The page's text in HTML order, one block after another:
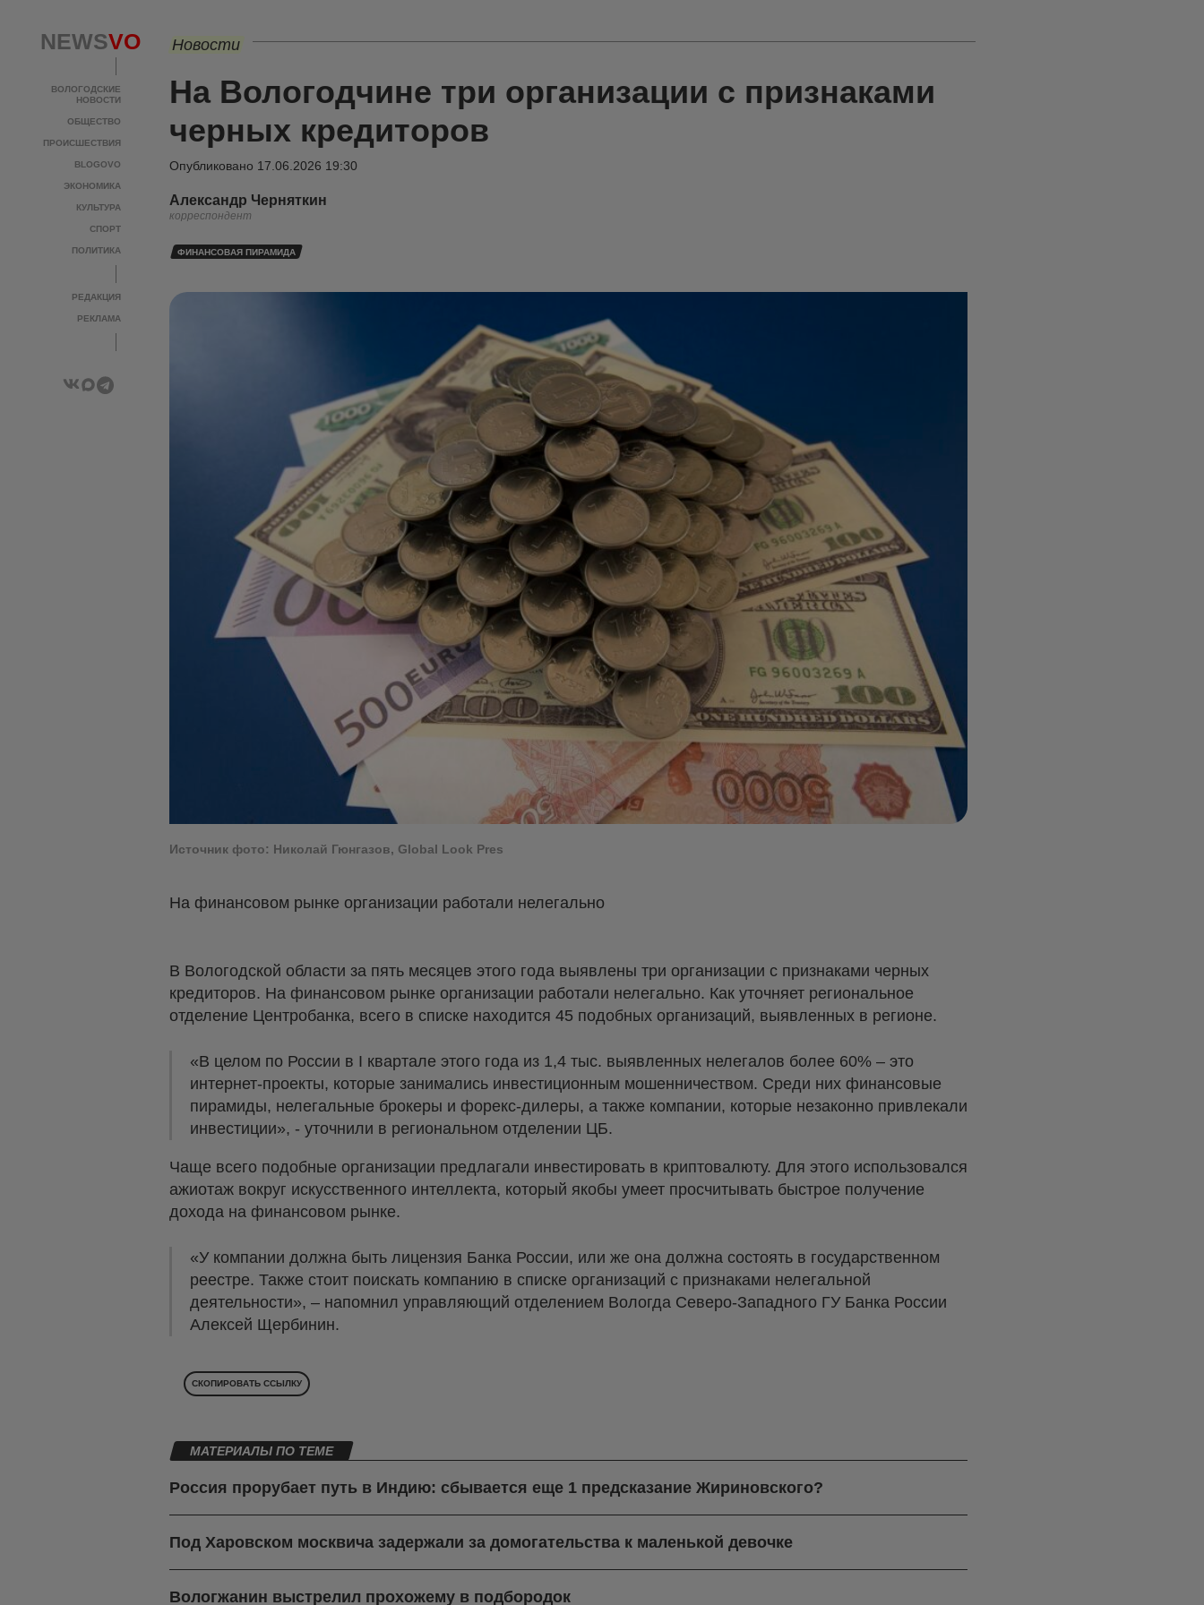
NEWSVO
ВОЛОГОДСКИЕ
НОВОСТИ
ОБЩЕСТВО
ПРОИСШЕСТВИЯ
BLOGOVO
ЭКОНОМИКА
КУЛЬТУРА
СПОРТ
ПОЛИТИКА
РЕДАКЦИЯ
РЕКЛАМА
Новости
На Вологодчине три организации с признаками
черных кредиторов
Опубликовано 17.06.2026 19:30
Александр Черняткин
корреспондент
ФИНАНСОВАЯ ПИРАМИДА
Источник фото: Николай Гюнгазов, Global Look Pres
На финансовом рынке организации работали нелегально
В Вологодской области за пять месяцев этого года выявлены три организации с признаками черных
кредиторов. На финансовом рынке организации работали нелегально. Как уточняет региональное
отделение Центробанка, всего в списке находится 45 подобных организаций, выявленных в регионе.
«В целом по России в I квартале этого года из 1,4 тыс. выявленных нелегалов более 60% – это
интернет-проекты, которые занимались инвестиционным мошенничеством. Среди них финансовые
пирамиды, нелегальные брокеры и форекс-дилеры, а также компании, которые незаконно привлекали
инвестиции», - уточнили в региональном отделении ЦБ.
Чаще всего подобные организации предлагали инвестировать в криптовалюту. Для этого использовался
ажиотаж вокруг искусственного интеллекта, который якобы умеет просчитывать быстрое получение
дохода на финансовом рынке.
«У компании должна быть лицензия Банка России, или же она должна состоять в государственном
реестре. Также стоит поискать компанию в списке организаций с признаками нелегальной
деятельности», – напомнил управляющий отделением Вологда Северо-Западного ГУ Банка России
Алексей Щербинин.
СКОПИРОВАТЬ ССЫЛКУ
МАТЕРИАЛЫ ПО ТЕМЕ
Россия прорубает путь в Индию: сбывается еще 1 предсказание Жириновского?
Под Харовском москвича задержали за домогательства к маленькой девочке
Вологжанин выстрелил прохожему в подбородок